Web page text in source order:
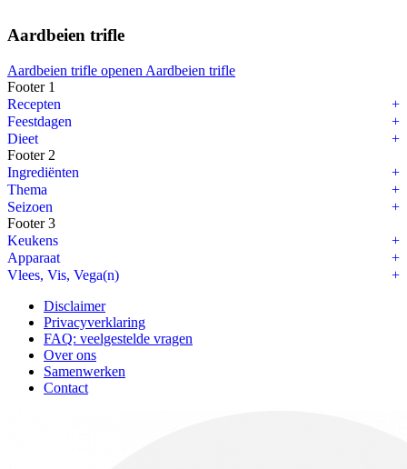
Aardbeien trifle
Aardbeien trifle openen Aardbeien trifle
Footer 1
Recepten
Feestdagen
Dieet
Footer 2
Ingrediënten
Thema
Seizoen
Footer 3
Keukens
Apparaat
Vlees, Vis, Vega(n)
Disclaimer
Privacyverklaring
FAQ: veelgestelde vragen
Over ons
Samenwerken
Contact